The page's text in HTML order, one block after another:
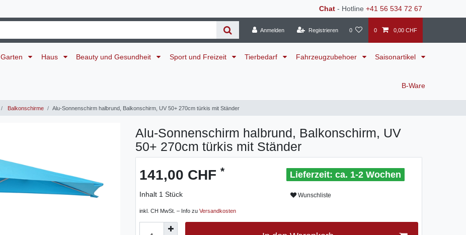
Chat - Hotline +41 56 534 72 67
Anmelden Registrieren 0 0 0,00 CHF
Garten Haus Beauty und Gesundheit Sport und Freizeit Tierbedarf Fahrzeugzubehoer Saisonartikel
B-Ware
Balkonschirme Alu-Sonnenschirm halbrund, Balkonschirm, UV 50+ 270cm türkis mit Ständer
Alu-Sonnenschirm halbrund, Balkonschirm, UV
50+ 270cm türkis mit Ständer
141,00 CHF *
Inhalt 1 Stück
inkl. CH MwSt. – Info zu Versandkosten
ca. 1-2 Wochen
Wunschliste